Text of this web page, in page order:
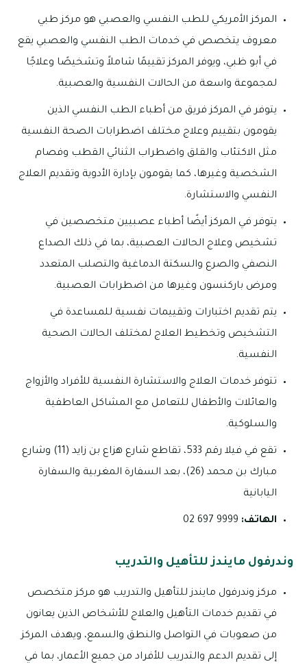
المركز الأمريكي للطب النفسي والعصبي هو مركز طبي
معروف يتخصص في خدمات الطب النفسي والعصبي يقع
في أبو ظبي، ويوفر المركز تقييمًا شاملاً وتشخيصًا وعلاجًا
لمجموعة واسعة من الحالات النفسية والعصبية.
يتوفر في المركز فريق من أطباء الطب النفسي الذين
يقومون بتقييم وعلاج مختلف اضطرابات الصحة النفسية
مثل الاكتئاب والقلق واضطراب الثنائي القطب وفصام
الشخصية وغيرها، كما يقومون بإدارة الأدوية وتقديم العلاج
النفسي والاستشارة.
يتوفر في المركز أيضًا أطباء عصبيين متخصصين في
تشخيص وعلاج الحالات العصبية، بما في ذلك الصداع
النصفي والصرع والسكتة الدماغية والتصلب المتعدد
ومرض باركنسون وغيرها من اضطرابات العصبية.
يتم تقديم اختبارات وتقييمات نفسية للمساعدة في
التشخيص وتخطيط العلاج لمختلف الحالات الصحية
النفسية.
تتوفر خدمات العلاج والاستشارة النفسية للأفراد والأزواج
والعائلات والأطفال للتعامل مع المشاكل العاطفية
والسلوكية.
تقع في فيلا رقم 533، تقاطع شارع هزاع بن زايد (11) وشارع
مبارك بن محمد (26)، بعد السفارة المغربية والسفارة
اليابانية
الهاتف: 9999 697 02
وندرفول مايندز للتأهيل والتدريب
مركز وندرفول مايندز للتأهيل والتدريب هو مركز متخصص
في تقديم خدمات التأهيل والعلاج للأشخاص الذين يعانون
من صعوبات في التواصل والنطق والسمع، ويهدف المركز
إلى تقديم الدعم والتدريب للأفراد من جميع الأعمار، بما في